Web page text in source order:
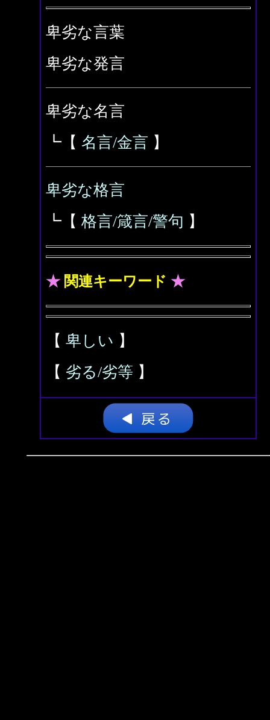
卑劣な言葉
卑劣な発言
卑劣な名言
┗【 名言/金言 】
卑劣な格言
┗【 格言/箴言/警句 】
★ 関連キーワード ★
【 卑しい 】
【 劣る/劣等 】